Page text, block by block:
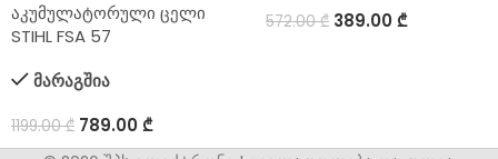
აკუმულატორული ცელი
STIHL FSA 57
მარაგშია
1199.00₾ 789.00₾
572.00₾ 389.00₾